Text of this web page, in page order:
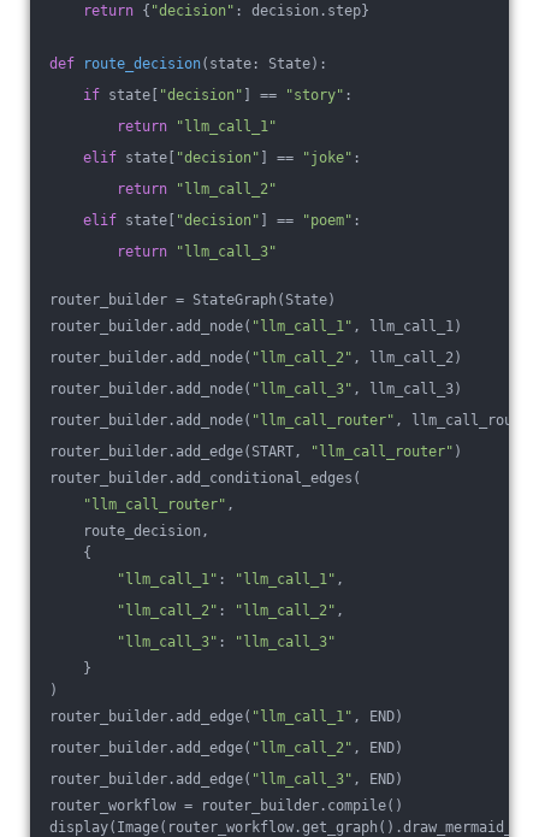
return { "decision" : decision.step}
def route_decision(state: State) :
if state[ "decision" ] == "story" :
return
"llm_call_1"
elif state[ "decision" ] == "joke" :
return
"llm_call_2"
elif state[ "decision" ] == "poem" :
return
"llm_call_3"
router_builder = StateGraph(State)
router_builder.add_node( "llm_call_1" , llm_call_1)
router_builder.add_node( "llm_call_2" , llm_call_2)
router_builder.add_node( "llm_call_3" , llm_call_3)
router_builder.add_node( "llm_call_router" ,
router_builder.add_edge(START,
"llm_call_router" )
router_builder.add_conditional_edges(
"llm_call_router" ,
route_decision,
{
"llm_call_1" : "llm_call_1" ,
"llm_call_2" : "llm_call_2" ,
"llm_call_3" :
"llm_call_3"
}
)
router_builder.add_edge( "llm_call_1" , END)
router_builder.add_edge( "llm_call_2" , END)
router_builder.add_edge( "llm_call_3" , END)
router_workflow = router_builder.compile()